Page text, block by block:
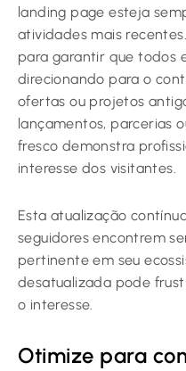
landing page esteja
atividades mais
para garantir que todos
direcionando para o
ofertas ou projetos
lançamentos, parcerias
fresco demonstra
interesse dos visitantes.
Esta atualização
seguidores encontrem
pertinente em seu
desatualizada pode
o interesse.
Otimize para